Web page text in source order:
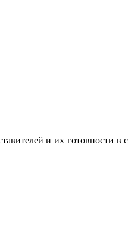
и их готовности в